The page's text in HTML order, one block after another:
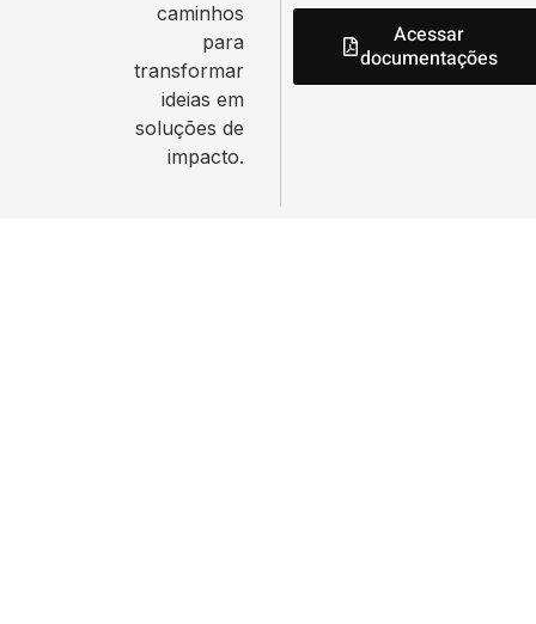
caminhos
para
transformar
ideias em
soluções de
impacto.
Acessar
documentações